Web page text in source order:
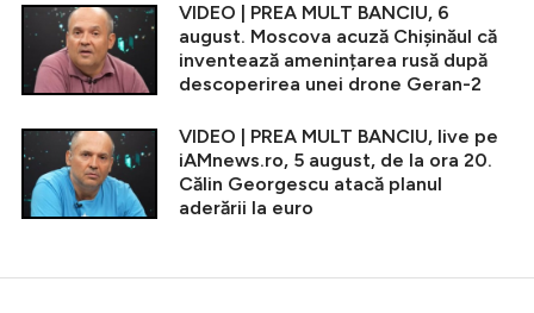
VIDEO | PREA MULT BANCIU, 6
august. Moscova acuză Chișinăul că
inventează amenințarea rusă după
descoperirea unei drone Geran-2
VIDEO | PREA MULT BANCIU, live pe
iAMnews.ro, 5 august, de la ora 20.
Călin Georgescu atacă planul
aderării la euro